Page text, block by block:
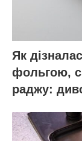
Як
фольгою,
раджу: